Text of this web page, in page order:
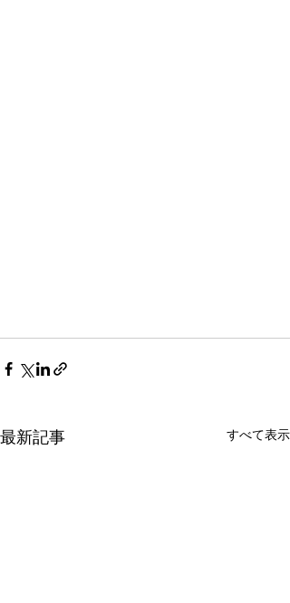
最新記事 すべて表示